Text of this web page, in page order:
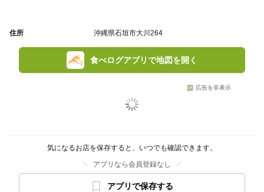
住所 沖縄県石垣市大川264
食べログアプリで地図を開く
広告を非表示
気になるお店を保存すると、いつでも確認できます。
アプリなら会員登録なし
アプリで保存する